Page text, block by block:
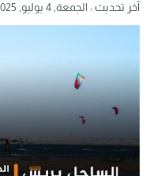
آخر تحديث :الجمعة, 4 يوليو, 2025 - 5:11 مساءً